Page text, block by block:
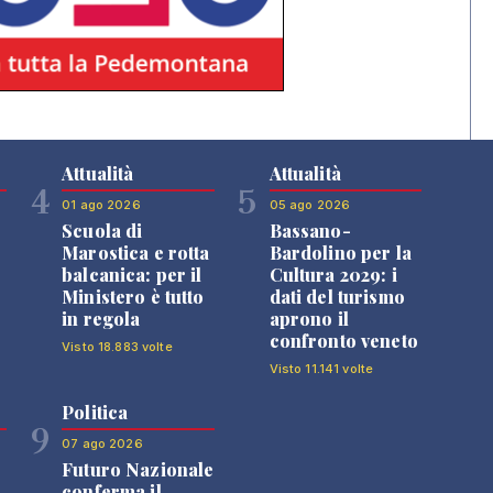
4
Attualità
01 ago 2026
Scuola di
Marostica e rotta
balcanica: per il
Ministero è tutto
in regola
Visto 18.883 volte
5
Attualità
05 ago 2026
Bassano-
Bardolino per la
Cultura 2029: i
dati del turismo
aprono il
confronto veneto
Visto 11.141 volte
9
Politica
07 ago 2026
Futuro Nazionale